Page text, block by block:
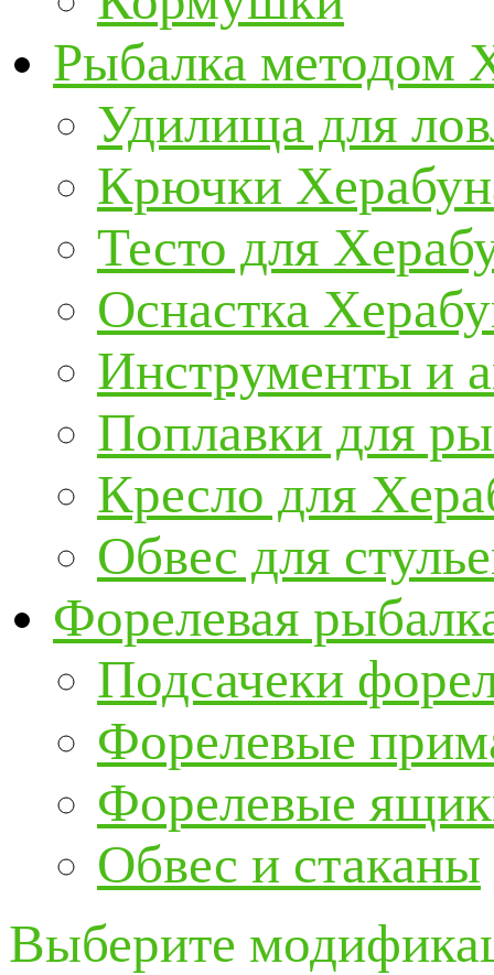
Рыбалка методом
Удилища для
Крючки
Тесто для
Оснастка
Инструменты и
Поплавки для
Кресло для
Обвес для
Форелевая
Подсачеки
Форелевые
Форелевые
Обвес и стаканы
Выберите